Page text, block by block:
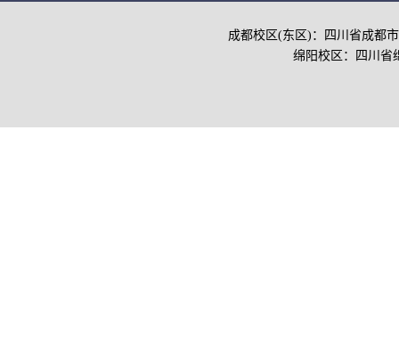
成都校区(东区)：四川省成都
绵阳校区：四川省